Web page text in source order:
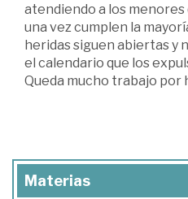
atendiendo a los
una vez cumplen la
heridas siguen abiertas y
el calendario que los
Queda mucho trabajo por
Materias